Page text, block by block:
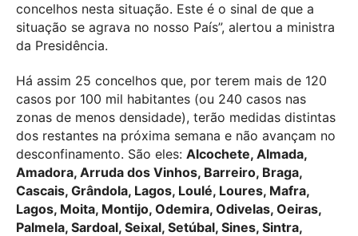
concelhos nesta situação. Este é o sinal de que a
situação se agrava no nosso País”, alertou a ministra
da Presidência.
Há assim 25 concelhos que, por terem mais de 120
casos por 100 mil habitantes (ou 240 casos nas
zonas de menos densidade), terão medidas distintas
dos restantes na próxima semana e não avançam no
desconfinamento. São eles: Alcochete, Almada,
Amadora, Arruda dos Vinhos, Barreiro, Braga,
Cascais, Grândola, Lagos, Loulé, Loures, Mafra,
Lagos, Moita, Montijo, Odemira, Odivelas, Oeiras,
Palmela, Sardoal, Seixal, Setúbal, Sines, Sintra,